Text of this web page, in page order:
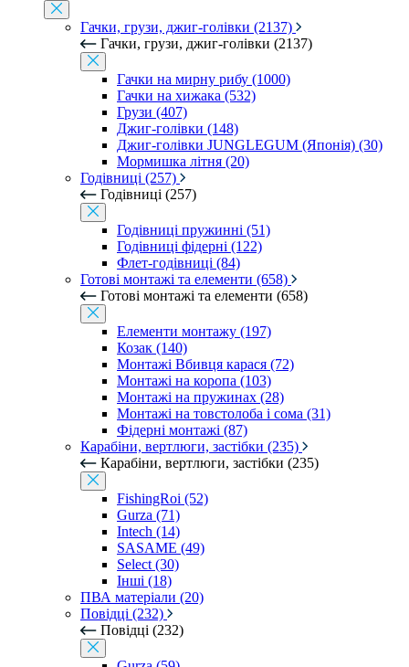
Гачки, грузи, джиг-голівки (2137)
Гачки, грузи, джиг-голівки (2137)
Гачки на мирну рибу (1000)
Гачки на хижака (532)
Грузи (407)
Джиг-голівки (148)
Джиг-голівки JUNGLEGUM (Японія) (30)
Мормишка літня (20)
Годівниці (257)
Годівниці (257)
Годівниці пружинні (51)
Годівниці фідерні (122)
Флет-годівниці (84)
Готові монтажі та елементи (658)
Готові монтажі та елементи (658)
Елементи монтажу (197)
Козак (140)
Монтажі Вбивця карася (72)
Монтажі на коропа (103)
Монтажі на пружинах (28)
Монтажі на товстолоба і сома (31)
Фідерні монтажі (87)
Карабіни, вертлюги, застібки (235)
Карабіни, вертлюги, застібки (235)
FishingRoi (52)
Gurza (71)
Intech (14)
SASAME (49)
Select (30)
Інші (18)
ПВА матеріали (20)
Повідці (232)
Повідці (232)